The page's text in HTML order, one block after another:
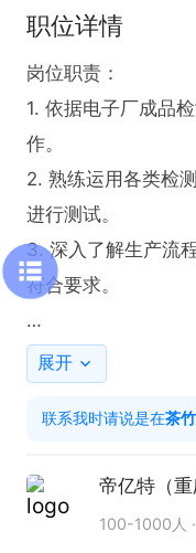
职位详情
岗位职责：
1. 依据电子厂成品
作。
2. 熟练运用各类检
进行测试。
3. 深入了解生产流
符合要求。
任职要求：
关工作经验。
准、生产流程及品
争力要素，务必熟
展开
联系我时请说是在茶
100-1000人